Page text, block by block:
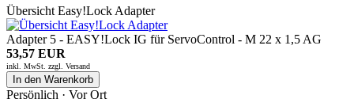
Übersicht Easy!Lock Adapter
Adapter 5 - EASY!Lock IG für ServoControl - M 22 x 1,5 AG
53,57 EUR
inkl. MwSt. zzgl. Versand
In den Warenkorb
Persönlich · Vor Ort